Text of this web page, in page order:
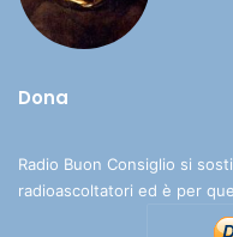
Dona
Radio Buon Consiglio si
radioascoltatori ed è per